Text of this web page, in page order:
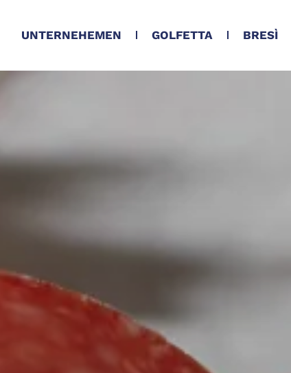
UNTERNEHEMEN GOLFETTA BRESÌ